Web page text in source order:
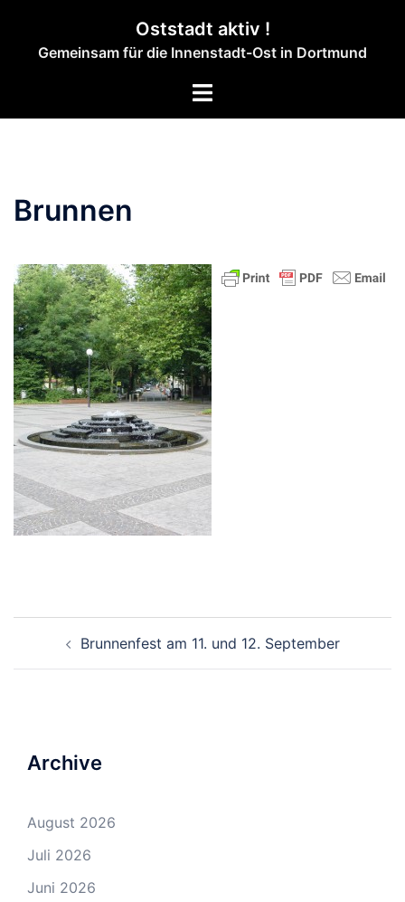
springen
Oststadt aktiv !
Gemeinsam für die Innenstadt-Ost in Dortmund
Menü
Brunnen
NavigationBrunnenfest am 11. und 12. September
Archive
August 2026
Juli 2026
Juni 2026